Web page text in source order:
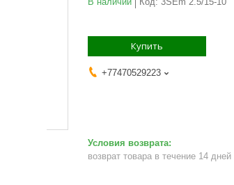
Купить
+77470529223
возврат товара в течение 14 дней